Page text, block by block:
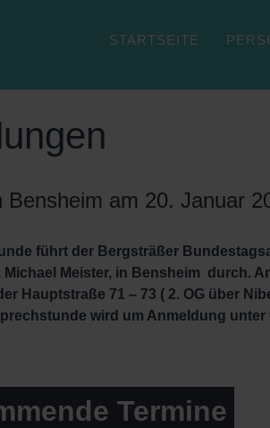
STARTSEITE
Bensheim am 20. Januar
führt der Bergsträßer
Meister, in Bensheim durch.
Hauptstraße 71 – 73 ( 2. OG über
wird um Anmeldung
Termine